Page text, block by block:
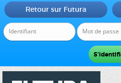
Retour sur Futura